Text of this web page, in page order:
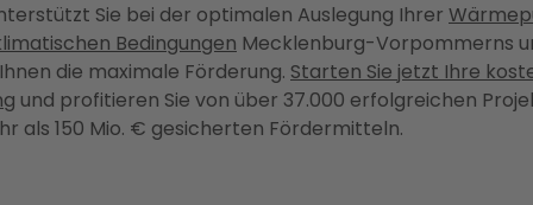
Sie bei der optimalen Auslegung Ihrer
Bedingungen Mecklenburg-Vorpommerns
die maximale Förderung. Starten Sie jetzt Ihre
und profitieren Sie von über 37.000 erfolgreichen
als 150 Mio. € gesicherten Fördermitteln.